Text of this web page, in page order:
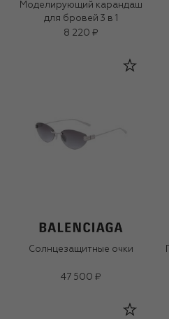
Моделирующий карандаш
для бровей 3 в 1
8 220 ₽
Солнцезащитные очки
47 500 ₽